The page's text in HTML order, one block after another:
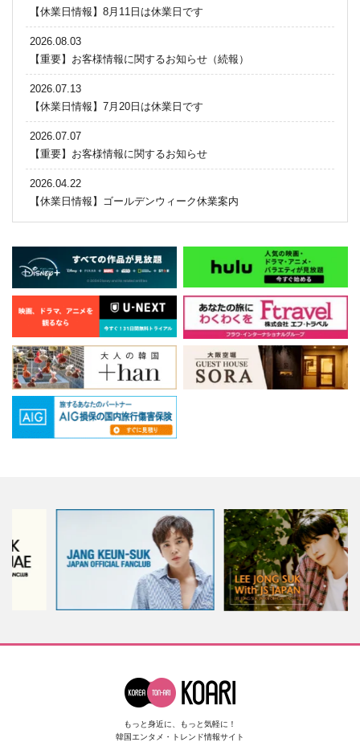
【休業日情報】8月11日は休業日です
2026.08.03
【重要】お客様情報に関するお知らせ（続報）
2026.07.13
【休業日情報】7月20日は休業日です
2026.07.07
【重要】お客様情報に関するお知らせ
2026.04.22
【休業日情報】ゴールデンウィーク休業案内
もっと身近に、もっと気軽に！
韓国エンタメ・トレンド情報サイト